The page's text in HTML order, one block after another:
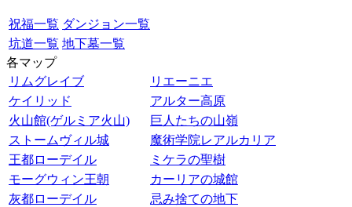
祝福一覧 ダンジョン一覧
坑道一覧 地下墓一覧
各マップ
リムグレイブ
リエーニエ
ケイリッド
アルター高原
火山館(ゲルミア火山)
巨人たちの山嶺
ストームヴィル城
魔術学院レアルカリア
王都ローデイル
ミケラの聖樹
モーグウィン王朝
カーリアの城館
灰都ローデイル
忌み捨ての地下